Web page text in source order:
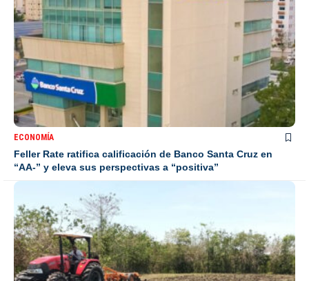
ECONOMÍA
Feller Rate ratifica calificación de Banco Santa Cruz en
“AA-” y eleva sus perspectivas a “positiva”